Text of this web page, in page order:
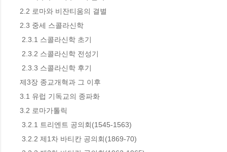
2.2 로마와 비잔티움의 결별
2.3 중세 스콜라신학
제3장 종교개혁과 그 이후
3.1 유럽 기독교의 종파화
3.2 로마가톨릭